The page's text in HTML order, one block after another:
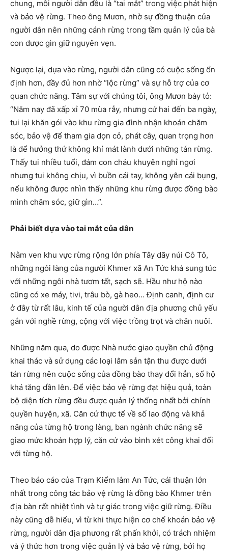
chung, mỗi người dân đều là “tai mắt” trong việc phát hiện
và bảo vệ rừng. Theo ông Mươn, nhờ sự đồng thuận của
người dân nên những cánh rừng trong tầm quản lý của bà
con được gìn giữ nguyên vẹn.
Ngược lại, dựa vào rừng, người dân cũng có cuộc sống ổn
định hơn, đầy đủ hơn nhờ “lộc rừng” và sự hỗ trợ của cơ
quan chức năng. Tâm sự với chúng tôi, ông Mươn bày tỏ:
“Năm nay đã xấp xỉ 70 mùa rẫy, nhưng cứ hai đến ba ngày,
tui lại khăn gói vào khu rừng gia đình nhận khoán chăm
sóc, bảo vệ để tham gia dọn cỏ, phát cây, quan trọng hơn
là để hưởng thứ không khí mát lành dưới những tán rừng.
Thấy tui nhiều tuổi, đám con cháu khuyên nghỉ ngơi
nhưng tui không chịu, vì buồn cái tay, không yên cái bụng,
nếu không được nhìn thấy những khu rừng được đồng bào
mình chăm sóc, giữ gìn…”.
Phải biết dựa vào tai mắt của dân
Nằm ven khu vực rừng rộng lớn phía Tây dãy núi Cô Tô,
những ngôi làng của người Khmer xã An Tức khá sung túc
với những ngôi nhà tươm tất, sạch sẽ. Hầu như hộ nào
cũng có xe máy, tivi, trâu bò, gà heo… Định canh, định cư
ở đây từ rất lâu, kinh tế của người dân địa phương chủ yếu
gắn với nghề rừng, cộng với việc trồng trọt và chăn nuôi.
Những năm qua, do được Nhà nước giao quyền chủ động
khai thác và sử dụng các loại lâm sản tận thu được dưới
tán rừng nên cuộc sống của đồng bào thay đổi hẳn, số hộ
khá tăng dần lên. Để việc bảo vệ rừng đạt hiệu quả, toàn
bộ diện tích rừng đều được quản lý thống nhất bởi chính
quyền huyện, xã. Căn cứ thực tế về số lao động và khả
năng của từng hộ trong làng, ban ngành chức năng sẽ
giao mức khoán hợp lý, căn cứ vào bình xét công khai đối
với từng hộ.
Theo báo cáo của Trạm Kiểm lâm An Tức, cái thuận lớn
nhất trong công tác bảo vệ rừng là đồng bào Khmer trên
địa bàn rất nhiệt tình và tự giác trong việc giữ rừng. Điều
này cũng dễ hiểu, vì từ khi thực hiện cơ chế khoán bảo vệ
rừng, người dân địa phương rất phấn khởi, có trách nhiệm
và ý thức hơn trong việc quản lý và bảo vệ rừng, bởi họ